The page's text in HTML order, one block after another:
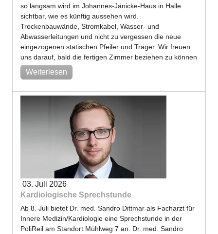
so langsam wird im Johannes-Jänicke-Haus in Halle
sichtbar, wie es künftig aussehen wird.
Trockenbauwände, Stromkabel, Wasser- und
Abwasserleitungen und nicht zu vergessen die neue
eingezogenen statischen Pfeiler und Träger. Wir freuen
uns darauf, bald die fertigen Zimmer beziehen zu können
Weiterlesen
03. Juli 2026
Kardiologische Sprechstunde
Ab 8. Juli bietet Dr. med. Sandro Dittmar als Facharzt für
Innere Medizin/Kardiologie eine Sprechstunde in der
PoliReil am Standort Mühlweg 7 an. Dr. med. Sandro